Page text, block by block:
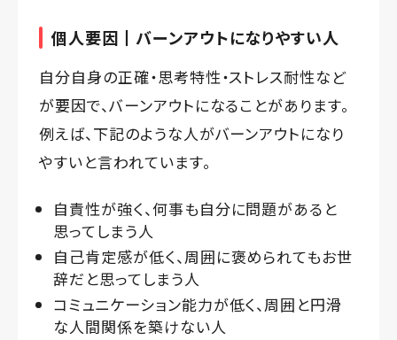
個人要因┃バーンアウトになりやすい人
自分自身の正確・思考特性・ストレス耐性など
が要因で、バーンアウトになることがあります。
例えば、下記のような人がバーンアウトになり
やすいと言われています。
自責性が強く、何事も自分に問題があると
思ってしまう人
自己肯定感が低く、周囲に褒められてもお世
辞だと思ってしまう人
コミュニケーション能力が低く、周囲と円滑
な人間関係を築けない人